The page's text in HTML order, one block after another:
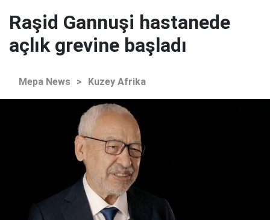
Raşid Gannuşi hastanede
açlık grevine başladı
Mepa News > Kuzey Afrika